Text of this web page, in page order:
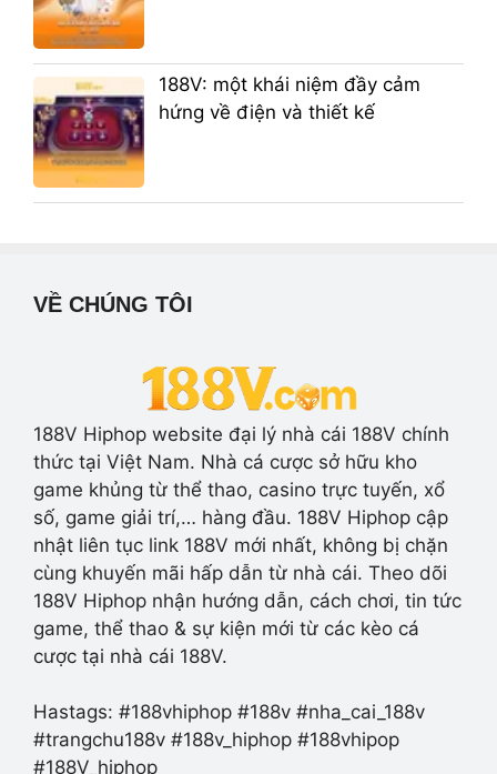
188V: một khái niệm đầy cảm
hứng về điện và thiết kế
VỀ CHÚNG TÔI
188V Hiphop website đại lý nhà cái 188V chính
thức tại Việt Nam. Nhà cá cược sở hữu kho
game khủng từ thể thao, casino trực tuyến, xổ
số, game giải trí,… hàng đầu. 188V Hiphop cập
nhật liên tục link 188V mới nhất, không bị chặn
cùng khuyến mãi hấp dẫn từ nhà cái. Theo dõi
188V Hiphop nhận hướng dẫn, cách chơi, tin tức
game, thể thao & sự kiện mới từ các kèo cá
cược tại nhà cái 188V.
Hastags: #188vhiphop #188v #nha_cai_188v
#trangchu188v #188v_hiphop #188vhipop
#188V_hiphop